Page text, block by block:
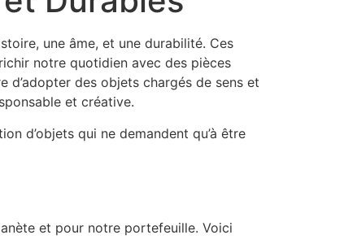
une âme, et une durabilité. Ces
notre quotidien avec des pièces
d’adopter des objets chargés de sens et
et créative.
d’objets qui ne demandent qu’à être
et pour notre portefeuille. Voici